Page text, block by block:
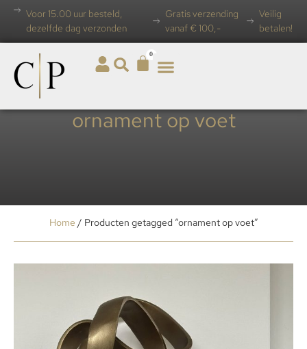
Voor 15.00 uur besteld,
dezelfde dag verzonden
Gratis verzending
vanaf € 100,-
Veilig
betalen!
0
ornament op voet
Home / Producten getagged “ornament op voet”